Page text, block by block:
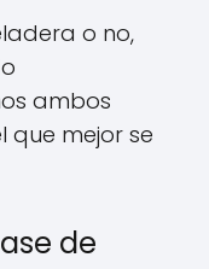
o no,
ambos
que mejor se
de